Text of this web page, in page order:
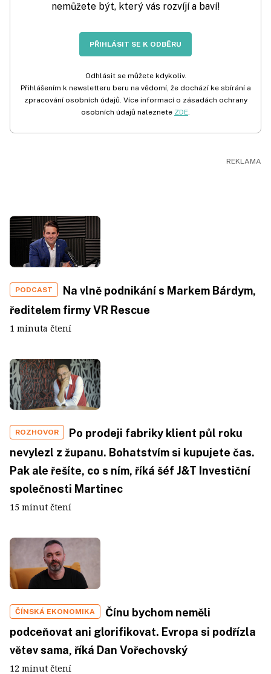
nemůžete být, který vás rozvíjí a baví!
PŘIHLÁSIT SE K ODBĚRU
Odhlásit se můžete kdykoliv.
Přihlášením k newsletteru beru na vědomí, že dochází ke sbírání a
zpracování osobních údajů. Více informací o zásadách ochrany
osobních údajů naleznete ZDE.
PODCAST
Na vlně podnikání s Markem Bárdym,
ředitelem firmy VR Rescue
1 minuta čtení
ROZHOVOR
Po prodeji fabriky klient půl roku
nevylezl z županu. Bohatstvím si kupujete čas.
Pak ale řešíte, co s ním, říká šéf J&T Investiční
společnosti Martinec
15 minut čtení
ČÍNSKÁ EKONOMIKA
Čínu bychom neměli
podceňovat ani glorifikovat. Evropa si podřízla
větev sama, říká Dan Vořechovský
12 minut čtení